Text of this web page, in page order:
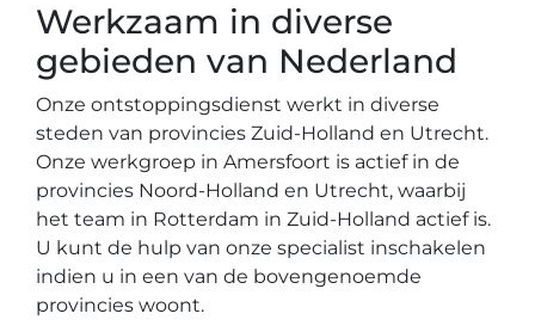
Werkzaam in diverse
gebieden van Nederland
Onze ontstoppingsdienst werkt in diverse
steden van provincies Zuid-Holland en Utrecht.
Onze werkgroep in Amersfoort is actief in de
provincies Noord-Holland en Utrecht, waarbij
het team in Rotterdam in Zuid-Holland actief is.
U kunt de hulp van onze specialist inschakelen
indien u in een van de bovengenoemde
provincies woont.